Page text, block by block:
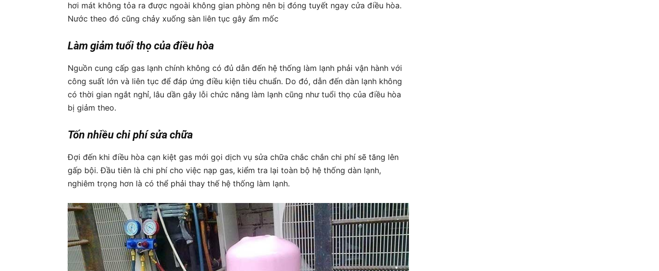
hơi mát không tỏa ra được ngoài không gian phòng nên bị đóng tuyết ngay cửa điều hòa.
Nước theo đó cũng chảy xuống sàn liên tục gây ẩm mốc
Làm giảm tuổi thọ của điều hòa
Nguồn cung cấp gas lạnh chính không có đủ dẫn đến hệ thống làm lạnh phải vận hành với
công suất lớn và liên tục để đáp ứng điều kiện tiêu chuẩn. Do đó, dẫn đến dàn lạnh không
có thời gian ngắt nghỉ, lâu dần gây lỗi chức năng làm lạnh cũng như tuổi thọ của điều hòa
bị giảm theo.
Tốn nhiều chi phí sửa chữa
Đợi đến khi điều hòa cạn kiệt gas mới gọi dịch vụ sửa chữa chắc chắn chi phí sẽ tăng lên
gấp bội. Đầu tiên là chi phí cho việc nạp gas, kiểm tra lại toàn bộ hệ thống dàn lạnh,
nghiêm trọng hơn là có thể phải thay thế hệ thống làm lạnh.